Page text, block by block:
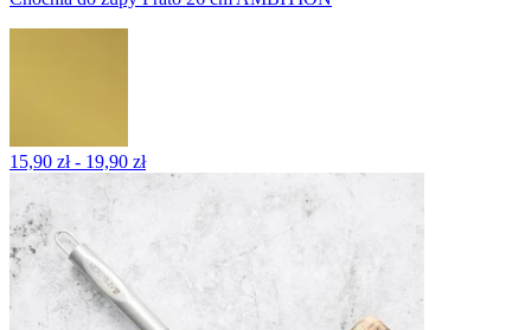
15,90 zł - 19,90 zł